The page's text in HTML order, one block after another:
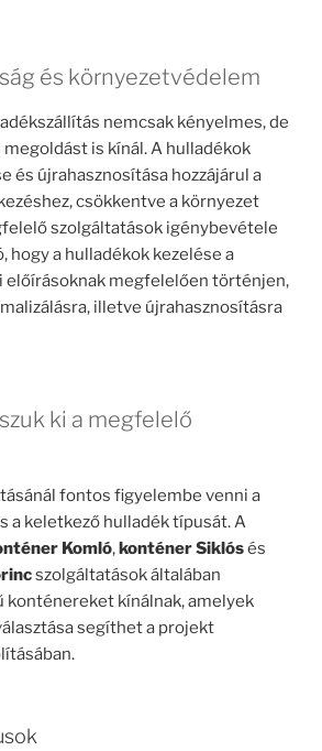
és környezetvédelem
nemcsak kényelmes, de
is kínál. A hulladékok
és újrahasznosítása hozzájárul a
csökkentve a környezet
szolgáltatások igénybevétele
hogy a hulladékok kezelése a
előírásoknak megfelelően történjen,
illetve újrahasznosításra
ki a megfelelő
fontos figyelembe venni a
a keletkező hulladék típusát. A
Komló, konténer Siklósés
szolgáltatások általában
konténereket kínálnak, amelyek
segíthet a projekt